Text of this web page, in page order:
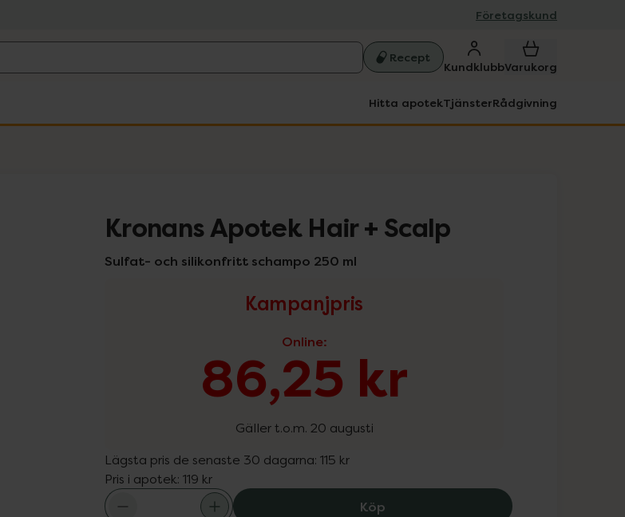
Företagskund
Recept
KundklubbVarukorg
Hitta apotekTjänsterRådgivning
Kronans Apotek Hair + Scalp
Sulfat- och silikonfritt schampo 250 ml
Kampanjpris
Online:
86,25 kr
Gäller t.o.m. 20 augusti
Lägsta pris de senaste 30 dagarna: 115 kr
Pris i apotek: 119 kr
Köp Kronans Apotek Hair + Scalp, 86.25